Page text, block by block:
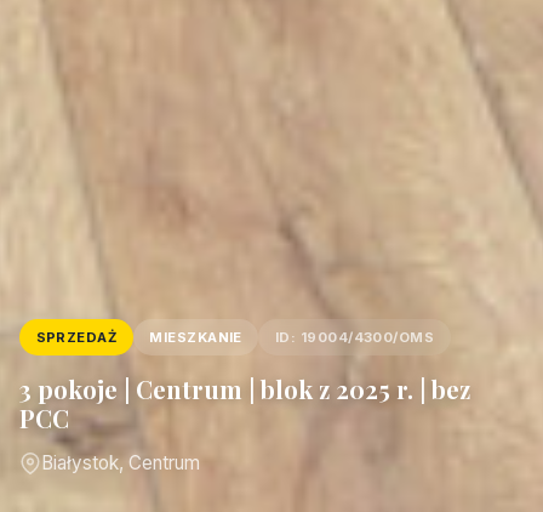
SPRZEDAŻ MIESZKANIE ID: 19004/4300/OMS
3 pokoje | Centrum | blok z 2025 r. | bez
PCC
Białystok, Centrum